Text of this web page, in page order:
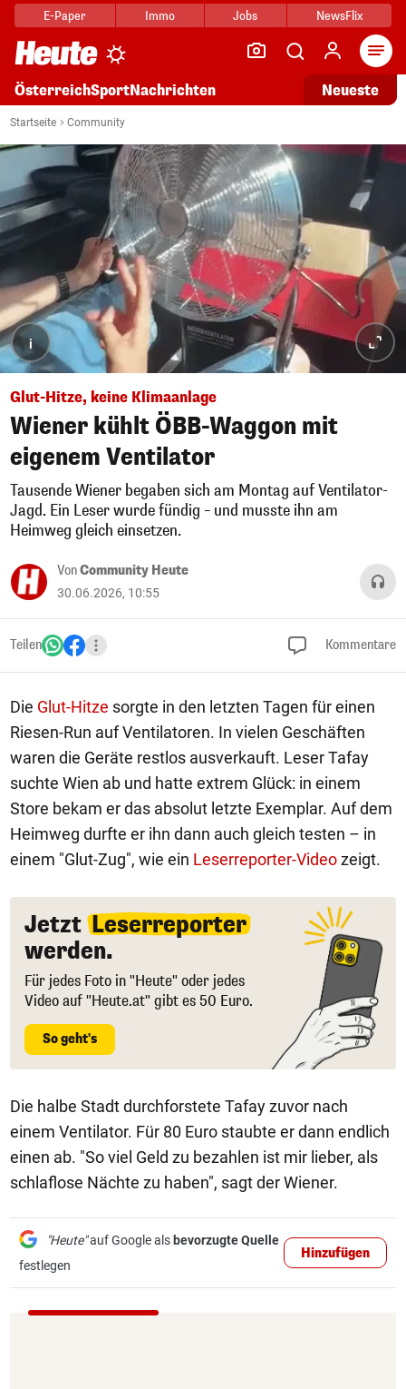
E-Paper Immo Jobs NewsFlix
ÖsterreichSportNachrichten Neueste
Startseite Community
i
Glut-Hitze, keine Klimaanlage
Wiener kühlt ÖBB-Waggon mit
eigenem Ventilator
Tausende Wiener begaben sich am Montag auf Ventilator-
Jagd. Ein Leser wurde fündig – und musste ihn am
Heimweg gleich einsetzen.
VonCommunity Heute
30.06.2026, 10:55
Teilen Kommentare
Die Glut-Hitze sorgte in den letzten Tagen für einen
Riesen-Run auf Ventilatoren. In vielen Geschäften
waren die Geräte restlos ausverkauft. Leser Tafay
suchte Wien ab und hatte extrem Glück: in einem
Store bekam er das absolut letzte Exemplar. Auf dem
Heimweg durfte er ihn dann auch gleich testen – in
einem "Glut-Zug", wie ein Leserreporter-Videozeigt.
Jetzt Leserreporter
werden.
Für jedes Foto in "Heute" oder jedes
Video auf "Heute.at" gibt es 50 Euro.
So geht's
Die halbe Stadt durchforstete Tafay zuvor nach
einem Ventilator. Für 80 Euro staubte er dann endlich
einen ab. "So viel Geld zu bezahlen ist mir lieber, als
schlaflose Nächte zu haben", sagt der Wiener.
"Heute"auf Google als bevorzugte Quelle
festlegen
Hinzufügen